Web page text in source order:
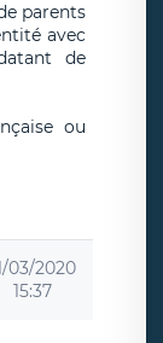
parents
avec
de
ou
03/2020
15:37